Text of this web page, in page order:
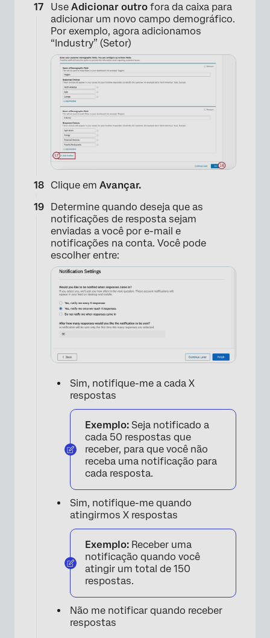
Use Adicionar outro fora da caixa para
adicionar um novo campo demográfico.
Por exemplo, agora adicionamos
“Industry” (Setor)
×
Clique em Avançar.
Determine quando deseja que as
notificações de resposta sejam
enviadas a você por e-mail e
notificações na conta. Você pode
escolher entre:
Sim, notifique-me a cada X
respostas
Exemplo: Seja notificado a
cada 50 respostas que
receber, para que você não
receba uma notificação para
cada resposta.
Sim, notifique-me quando
atingirmos X respostas
Exemplo: Receber uma
notificação quando você
atingir um total de 150
respostas.
Não me notificar quando receber
respostas